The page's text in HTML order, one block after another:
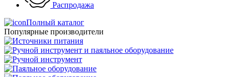
Распродажа
Полный каталог
Популярные производители